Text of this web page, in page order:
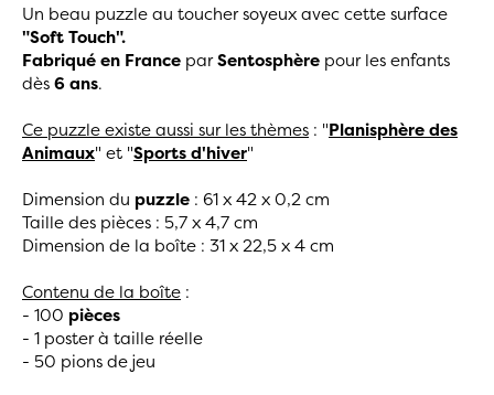
Un beau puzzle au toucher soyeux avec cette surface
"Soft Touch".
Fabriqué en France parSentosphère pour les enfants
dès6ans.
Ce puzzle existe aussi sur les thèmes : "Planisphère des
Animaux" et "Sports d'hiver"
Dimension du puzzle : 61 x 42 x 0,2 cm
Taille des pièces : 5,7 x 4,7 cm
Dimension de la boîte : 31 x 22,5 x 4 cm
Contenu de la boîte :
- 100 pièces
- 1 poster à taille réelle
- 50 pions de jeu